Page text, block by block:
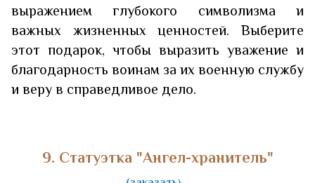
выражением глубокого символизма и
важных жизненных ценностей. Выберите
этот подарок, чтобы выразить уважение и
благодарность воинам за их военную службу
и веру в справедливое дело.
9. Статуэтка "Ангел-хранитель"